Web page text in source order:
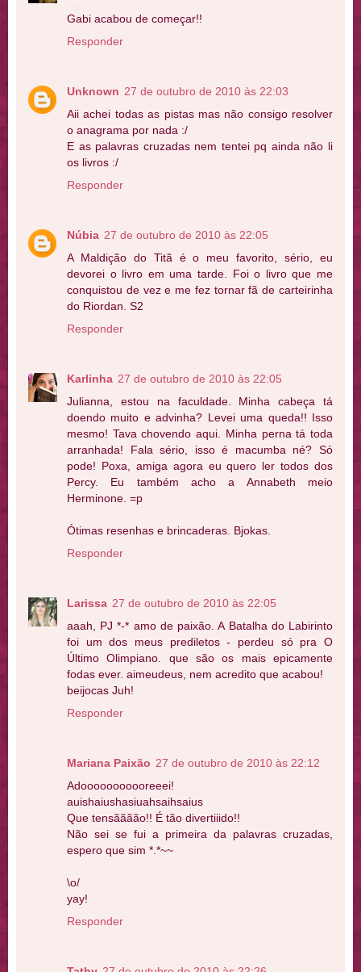
Gabi acabou de começar!!
Responder
Unknown 27 de outubro de 2010 às 22:03
Aii achei todas as pistas mas não consigo resolver
o anagrama por nada :/
E as palavras cruzadas nem tentei pq ainda não li
os livros :/
Responder
Núbia 27 de outubro de 2010 às 22:05
A Maldição do Titã é o meu favorito, sério, eu
devorei o livro em uma tarde. Foi o livro que me
conquistou de vez e me fez tornar fã de carteirinha
do Riordan. S2
Responder
Karlinha 27 de outubro de 2010 às 22:05
Julianna, estou na faculdade. Minha cabeça tá
doendo muito e advinha? Levei uma queda!! Isso
mesmo! Tava chovendo aqui. Minha perna tá toda
arranhada! Fala sério, isso é macumba né? Só
pode! Poxa, amiga agora eu quero ler todos dos
Percy. Eu também acho a Annabeth meio
Herminone. =p
Ótimas resenhas e brincaderas. Bjokas.
Responder
Larissa 27 de outubro de 2010 às 22:05
aaah, PJ *-* amo de paixão. A Batalha do Labirinto
foi um dos meus prediletos - perdeu só pra O
Último Olimpiano. que são os mais epicamente
fodas ever. aimeudeus, nem acredito que acabou!
beijocas Juh!
Responder
Mariana Paixão 27 de outubro de 2010 às 22:12
Adooooooooooreeei!
auishaiushasiuahsaihsaius
Que tensãããão!! É tão divertiiido!!
Não sei se fui a primeira da palavras cruzadas,
espero que sim *.*~~
\o/
yay!
Responder